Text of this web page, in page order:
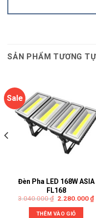
SẢN PHẨM TƯƠNG TỰ
Sale
Đèn Pha LED 168W ASIA
FL168
3.040.000₫ 2.280.000₫
THÊM VÀO GIỎ